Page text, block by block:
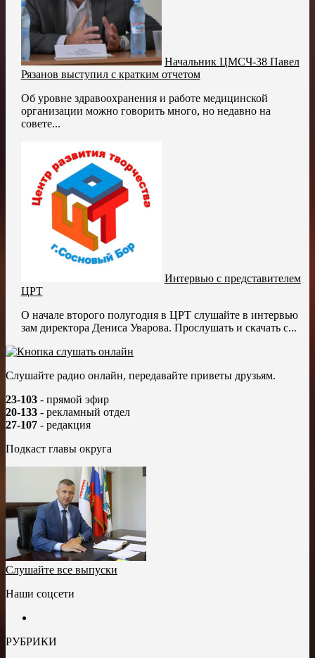
Начальник ЦМСЧ-38 Павел
Рязанов выступил с кратким отчетом
Об уровне здравоохранения и работе медицинской
организации можно говорить много, но недавно на
совете...
Интервью с представителем
ЦРТ
О начале второго полугодия в ЦРТ слушайте в интервью
зам директора Дениса Уварова. Прослушать и скачать с...
Слушайте радио онлайн, передавайте приветы друзьям.
23-103 - прямой эфир
20-133 - рекламный отдел
27-107 - редакция
Подкаст главы округа
Слушайте все выпуски
Наши соцсети
РУБРИКИ